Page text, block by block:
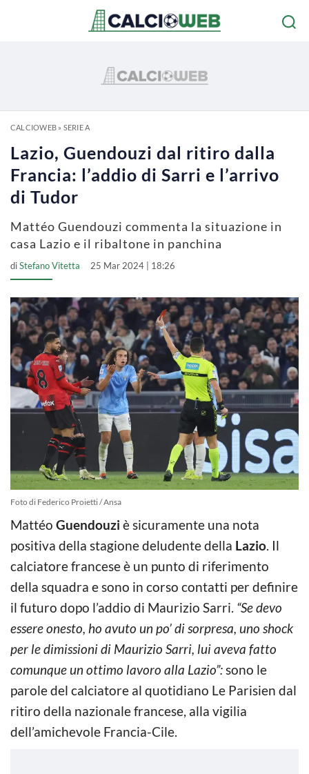
CALCIOWEB» SERIE A
Lazio, Guendouzi dal ritiro dalla
Francia: l’addio di Sarri e l’arrivo
di Tudor
Mattéo Guendouzi commenta la situazione in
casa Lazio e il ribaltone in panchina
diStefano Vitetta 25 Mar 2024 | 18:26
Foto di Federico Proietti / Ansa
Mattéo Guendouzi è sicuramente una nota
positiva della stagione deludente della Lazio. Il
calciatore francese è un punto di riferimento
della squadra e sono in corso contatti per definire
il futuro dopo l’addio di Maurizio Sarri. “Se devo
essere onesto, ho avuto un po’ di sorpresa, uno shock
per le dimissioni di Maurizio Sarri, lui aveva fatto
comunque un ottimo lavoro alla Lazio”:sono le
parole del calciatore al quotidiano Le Parisien dal
ritiro della nazionale francese, alla vigilia
dell’amichevole Francia-Cile.